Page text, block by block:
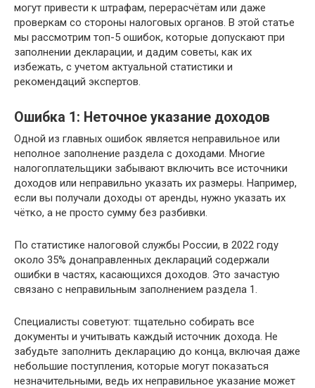
могут привести к штрафам, перерасчётам или даже
проверкам со стороны налоговых органов. В этой статье
мы рассмотрим топ-5 ошибок, которые допускают при
заполнении декларации, и дадим советы, как их
избежать, с учетом актуальной статистики и
рекомендаций экспертов.
Ошибка 1: Неточное указание доходов
Одной из главных ошибок является неправильное или
неполное заполнение раздела с доходами. Многие
налогоплательщики забывают включить все источники
доходов или неправильно указать их размеры. Например,
если вы получали доходы от аренды, нужно указать их
чётко, а не просто сумму без разбивки.
По статистике налоговой службы России, в 2022 году
около 35% донаправленных деклараций содержали
ошибки в частях, касающихся доходов. Это зачастую
связано с неправильным заполнением раздела 1.
Специалисты советуют: тщательно собирать все
документы и учитывать каждый источник дохода. Не
забудьте заполнить декларацию до конца, включая даже
небольшие поступления, которые могут показаться
незначительными, ведь их неправильное указание может